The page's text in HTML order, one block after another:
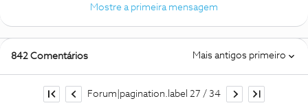
Mostre a primeira mensagem
842 Comentários Mais antigos primeiro
Forum|pagination.label 27 / 34